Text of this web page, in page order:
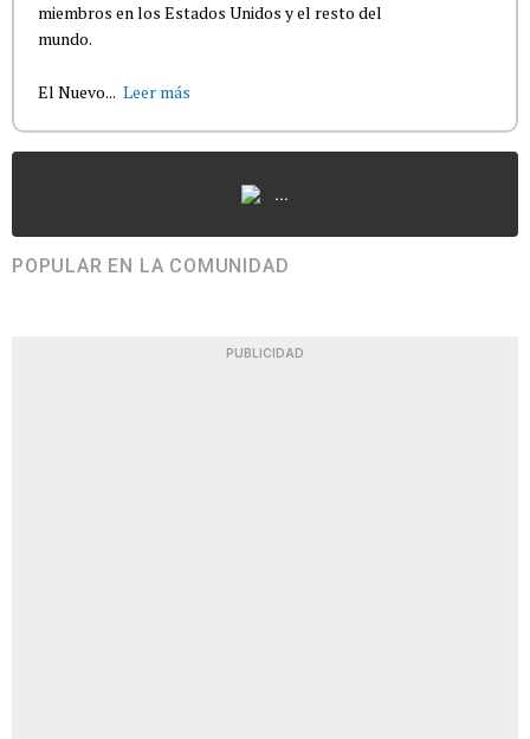
miembros en los Estados Unidos y el resto del
mundo.
El Nuevo... Leer más
...
POPULAR EN LA COMUNIDAD
PUBLICIDAD